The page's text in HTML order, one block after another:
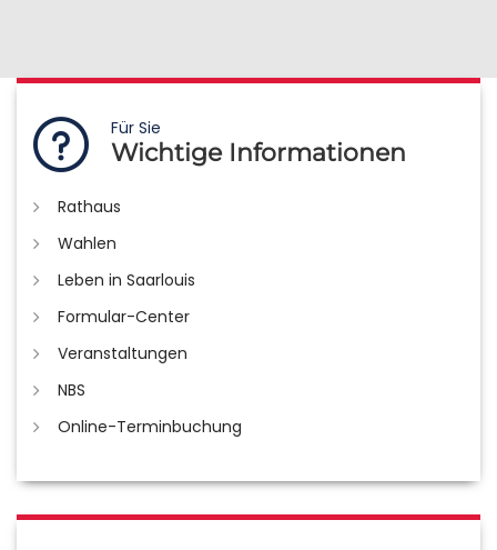
Für Sie
Wichtige Informationen
Rathaus
Wahlen
Leben in Saarlouis
Formular-Center
Veranstaltungen
NBS
Online-Terminbuchung